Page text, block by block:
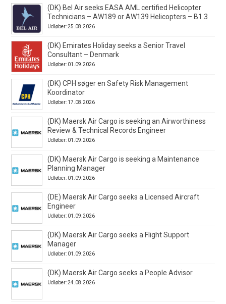
(DK) Bel Air seeks EASA AML certified Helicopter
Technicians – AW189 or AW139 Helicopters – B1.3
Udløber: 25.08.2026
(DK) Emirates Holiday seeks a Senior Travel
Consultant – Denmark
Udløber: 01.09.2026
(DK) CPH søger en Safety Risk Management
Koordinator
Udløber: 17.08.2026
(DK) Maersk Air Cargo is seeking an Airworthiness
Review & Technical Records Engineer
Udløber: 01.09.2026
(DK) Maersk Air Cargo is seeking a Maintenance
Planning Manager
Udløber: 01.09.2026
(DE) Maersk Air Cargo seeks a Licensed Aircraft
Engineer
Udløber: 01.09.2026
(DK) Maersk Air Cargo seeks a Flight Support
Manager
Udløber: 01.09.2026
(DK) Maersk Air Cargo seeks a People Advisor
Udløber: 24.08.2026